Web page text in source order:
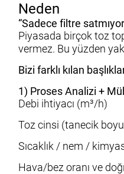
Neden
“Sadece filtre
Piyasada birçok toz
vermez. Bu yüzden
Bizi farklı kılan
1) Proses Analizi +
Debi ihtiyacı (m³/h)
Toz cinsi (tanecik
Sıcaklık / nem /
Hava/bez oranı ve